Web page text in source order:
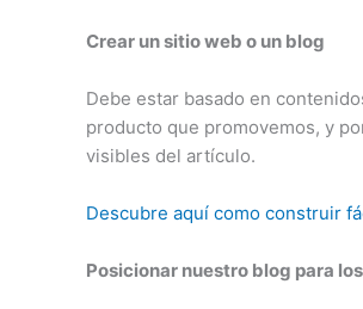
Crear un sitio web o un blog
Debe estar basado en
producto que promovemos, y
visibles del artículo.
Descubre aquí como construir
Posicionar nuestro blog para